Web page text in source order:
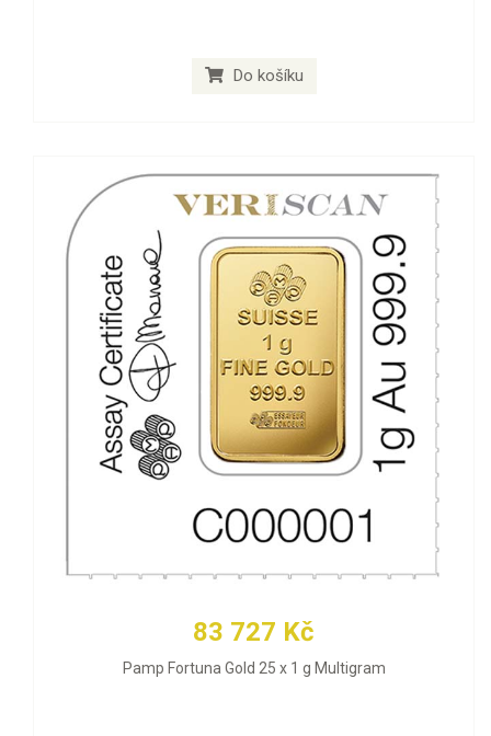
Do košíku
83 727 Kč
Pamp Fortuna Gold 25 x 1 g Multigram